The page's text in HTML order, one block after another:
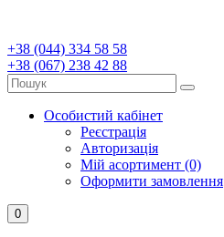
+38 (044) 334 58 58
+38 (067) 238 42 88
Особистий кабінет
Реєстрація
Авторизація
Мій асортимент (0)
Оформити замовлення
0